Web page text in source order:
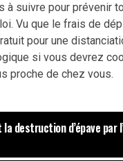
à suivre pour prévenir
Vu que le frais de
pour une
si vous devrez
proche de chez vous.
la destruction d’épave par